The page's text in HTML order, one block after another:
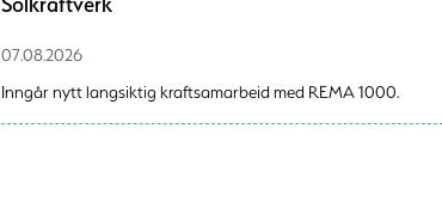
07.08.2026
Inngår nytt langsiktig kraftsamarbeid med REMA 1000.